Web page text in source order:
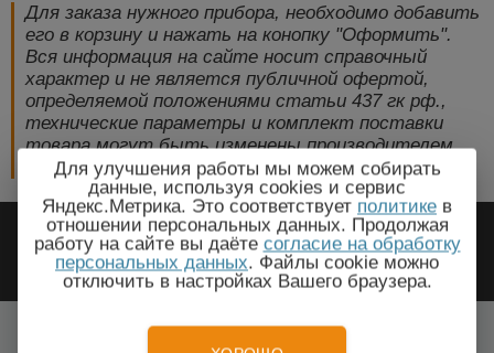
Для заказа нужного прибора, необходимо добавить
его в корзину и нажать на конопку "Оформить".
Вся информация на сайте носит справочный
характер и не является публичной офертой,
определяемой положениями статьи 437 гк рф.,
технические параметры и комплект поставки
товара могут быть изменены производителем
без предварительного уведомления!
2009-2026 © ЭлектроПрогресс -
Электротехническое оборудование
Бишкек, Чуйская область
Для улучшения работы мы можем собирать
данные, используя cookies и сервис
Яндекс.Метрика. Это соответствует политике в
отношении персональных данных. Продолжая
работу на сайте вы даёте согласие на обработку
персональных данных. Файлы cookie можно
отключить в настройках Вашего браузера.